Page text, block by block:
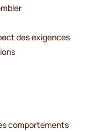
des exigences
comportements